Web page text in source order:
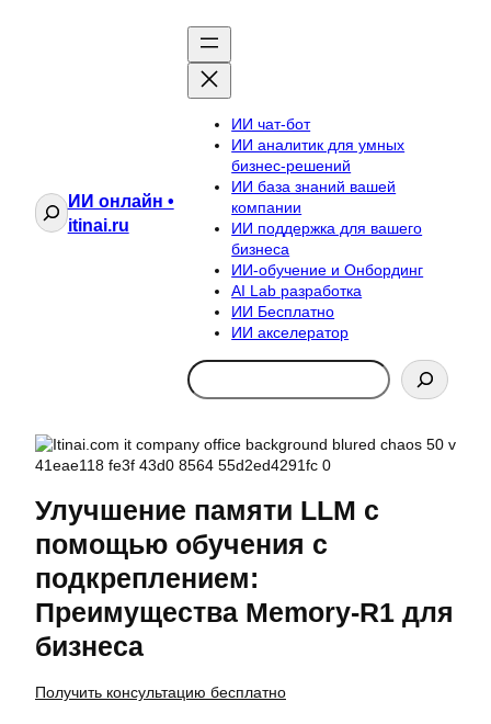
ПоискИИ онлайн •
itinai.ru
ИИ чат-бот
ИИ аналитик для умных
бизнес-решений
ИИ база знаний вашей
компании
ИИ поддержка для вашего
бизнеса
ИИ-обучение и Онбординг
AI Lab разработка
ИИ Бесплатно
ИИ акселератор
Search
Улучшение памяти LLM с
помощью обучения с
подкреплением:
Преимущества Memory-R1 для
бизнеса
Получить консультацию бесплатно